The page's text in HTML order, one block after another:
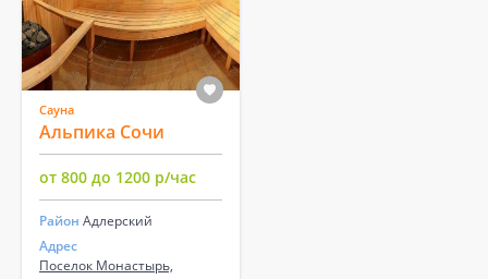
Сауна
Альпика Сочи
от 800 до 1200 р/час
Район Адлерский
Адрес
Поселок Монастырь,